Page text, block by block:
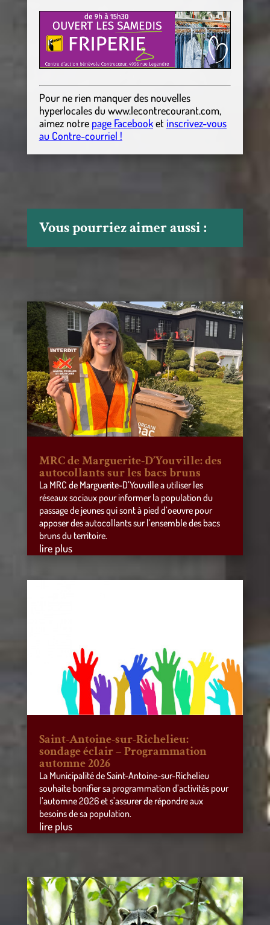
Pour ne rien manquer des nouvelles
hyperlocalesdu www.lecontrecourant.com,
aimez notre page Facebooket inscrivez-vous
au Contre-courriel !
Vous pourriez aimer aussi :
MRC de Marguerite-D’Youville: des
autocollants sur les bacs bruns
La MRC de Marguerite-D’Youville a utiliser les
réseaux sociaux pour informer la population du
passage de jeunes qui sont à pied d’oeuvre pour
apposer des autocollants sur l’ensemble des bacs
bruns du territoire.
lire plus
Saint-Antoine-sur-Richelieu:
sondage éclair – Programmation
automne 2026
La Municipalité de Saint-Antoine-sur-Richelieu
souhaite bonifier sa programmation d’activités pour
l’automne 2026 et s’assurer de répondre aux
besoins de sa population.
lire plus